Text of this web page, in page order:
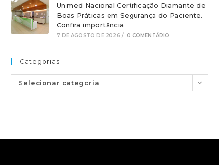
Unimed Nacional Certificação Diamante de
Boas Práticas em Segurança do Paciente.
Confira importância
7 DE AGOSTO DE 2026 / 0 COMENTÁRIO
Categorias
Selecionar categoria